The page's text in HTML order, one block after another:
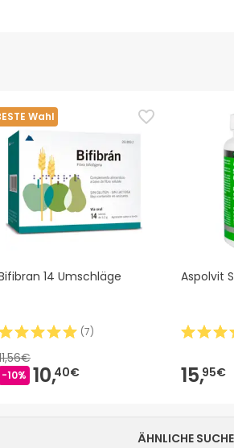
Wahl
14 Umschläge
(7)
-10% 10,40€
Aspolvit
15,95€
ÄHNLICHE